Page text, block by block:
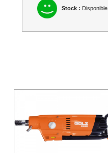
Stock : Disponible